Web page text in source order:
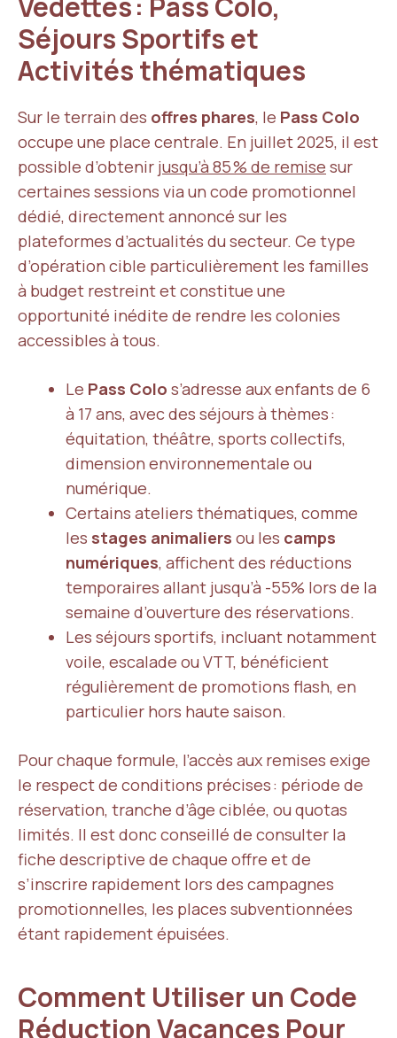
Séjours Sportifs et
Activités thématiques
Sur le terrain des offres phares, le Pass Colo
occupe une place centrale. En juillet 2025, il est
possible d’obtenir jusqu’à 85 % de remise sur
certaines sessions via un code promotionnel
dédié, directement annoncé sur les
plateformes d’actualités du secteur. Ce type
d’opération cible particulièrement les familles
à budget restreint et constitue une
opportunité inédite de rendre les colonies
accessibles à tous.
Le Pass Colo s’adresse aux enfants de 6
à 17 ans, avec des séjours à thèmes :
équitation, théâtre, sports collectifs,
dimension environnementale ou
numérique.
Certains ateliers thématiques, comme
les stages animaliers ou les camps
numériques, affichent des réductions
temporaires allant jusqu’à -55% lors de la
semaine d’ouverture des réservations.
Les séjours sportifs, incluant notamment
voile, escalade ou VTT, bénéficient
régulièrement de promotions flash, en
particulier hors haute saison.
Pour chaque formule, l’accès aux remises exige
le respect de conditions précises : période de
réservation, tranche d’âge ciblée, ou quotas
limités. Il est donc conseillé de consulter la
fiche descriptive de chaque offre et de
s’inscrire rapidement lors des campagnes
promotionnelles, les places subventionnées
étant rapidement épuisées.
Comment Utiliser un Code
Réduction Vacances Pour